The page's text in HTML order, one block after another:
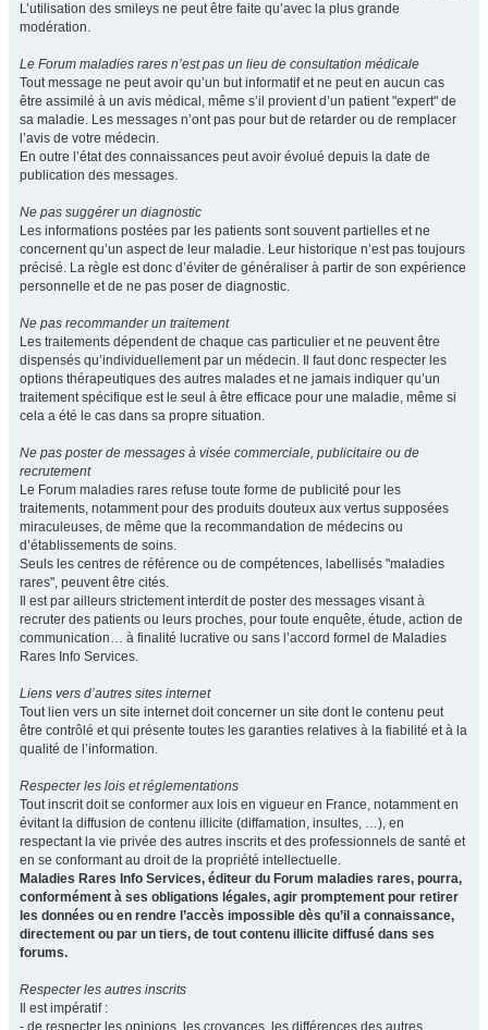
L’utilisation des smileys ne peut être faite qu’avec la plus grande
modération.
Le Forum maladies rares n’est pas un lieu de consultation médicale
Tout message ne peut avoir qu’un but informatif et ne peut en aucun cas
être assimilé à un avis médical, même s’il provient d’un patient "expert" de
sa maladie. Les messages n’ont pas pour but de retarder ou de remplacer
l’avis de votre médecin.
En outre l’état des connaissances peut avoir évolué depuis la date de
publication des messages.
Ne pas suggérer un diagnostic
Les informations postées par les patients sont souvent partielles et ne
concernent qu’un aspect de leur maladie. Leur historique n’est pas toujours
précisé. La règle est donc d’éviter de généraliser à partir de son expérience
personnelle et de ne pas poser de diagnostic.
Ne pas recommander un traitement
Les traitements dépendent de chaque cas particulier et ne peuvent être
dispensés qu’individuellement par un médecin. Il faut donc respecter les
options thérapeutiques des autres malades et ne jamais indiquer qu’un
traitement spécifique est le seul à être efficace pour une maladie, même si
cela a été le cas dans sa propre situation.
Ne pas poster de messages à visée commerciale, publicitaire ou de
recrutement
Le Forum maladies rares refuse toute forme de publicité pour les
traitements, notamment pour des produits douteux aux vertus supposées
miraculeuses, de même que la recommandation de médecins ou
d’établissements de soins.
Seuls les centres de référence ou de compétences, labellisés "maladies
rares", peuvent être cités.
Il est par ailleurs strictement interdit de poster des messages visant à
recruter des patients ou leurs proches, pour toute enquête, étude, action de
communication… à finalité lucrative ou sans l’accord formel de Maladies
Rares Info Services.
Liens vers d’autres sites internet
Tout lien vers un site internet doit concerner un site dont le contenu peut
être contrôlé et qui présente toutes les garanties relatives à la fiabilité et à la
qualité de l’information.
Respecter les lois et réglementations
Tout inscrit doit se conformer aux lois en vigueur en France, notamment en
évitant la diffusion de contenu illicite (diffamation, insultes, …), en
respectant la vie privée des autres inscrits et des professionnels de santé et
en se conformant au droit de la propriété intellectuelle.
Maladies Rares Info Services, éditeur du Forum maladies rares, pourra,
conformément à ses obligations légales, agir promptement pour retirer
les données ou en rendre l’accès impossible dès qu’il a connaissance,
directement ou par un tiers, de tout contenu illicite diffusé dans ses
forums.
Respecter les autres inscrits
Il est impératif :
- de respecter les opinions, les croyances, les différences des autres